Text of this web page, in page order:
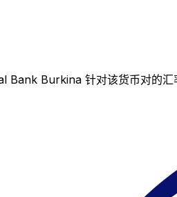
Bank Burkina 针对该货币对的汇